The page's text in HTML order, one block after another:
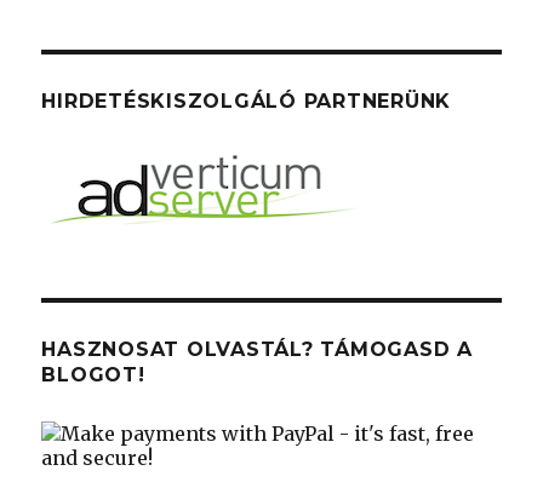
HIRDETÉSKISZOLGÁLÓ PARTNERÜNK
HASZNOSAT OLVASTÁL? TÁMOGASD A
BLOGOT!